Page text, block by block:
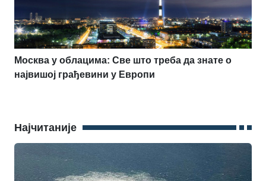
Москва у облацима: Све што треба да знате о
највишој грађевини у Европи
Најчитаније